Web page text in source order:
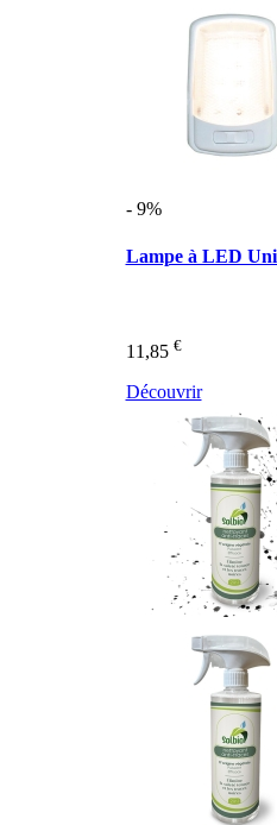
- 9%
Lampe à LED
11,85 €
Découvrir